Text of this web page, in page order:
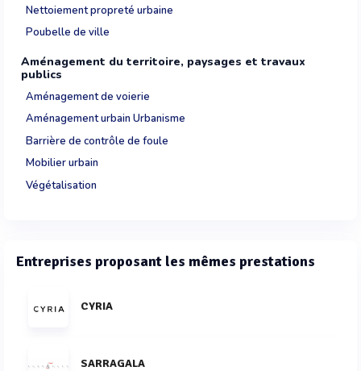
Nettoiement propreté urbaine
Poubelle de ville
Aménagement du territoire, paysages et travaux
publics
Aménagement de voierie
Aménagement urbain Urbanisme
Barrière de contrôle de foule
Mobilier urbain
Végétalisation
Entreprises proposant les mêmes prestations
CYRIA
SARRAGALA